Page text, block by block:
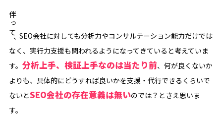
伴って、 SEO会社に対しても分析力やコンサルテーション能力だけでは
なく、実行力支援も問われるようになってきていると考えていま
す。 分析上手、検証上手なのは当たり前、何が良くないか
よりも、具体的にどうすれば良いかを支援・代行できるくらいで
ないとSEO会社の存在意義は無いのでは？とさえ思いま
す。